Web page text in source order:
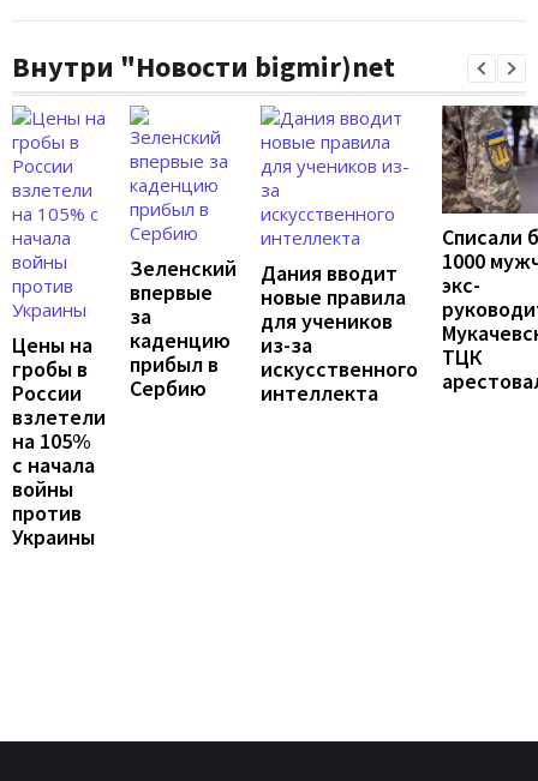
Внутри "Новости bigmir)net
Цены на
гробы в
России
взлетели
на 105%
с начала
войны
против
Украины
Зеленский
впервые
за
каденцию
прибыл в
Сербию
Дания вводит
новые правила
для учеников
из-за
искусственного
интеллекта
Списали
1000
экс-
ТЦК